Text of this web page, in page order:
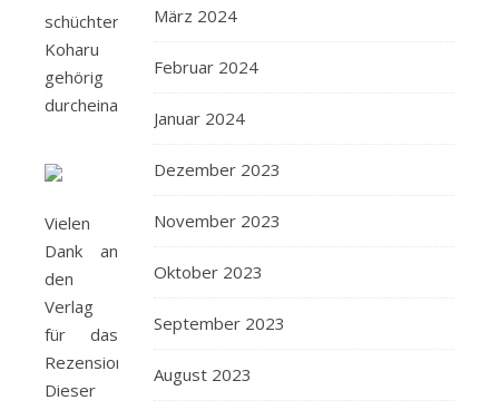
schüchternen
Koharu
gehörig
durcheinander..
Vielen
Dank an
den
Verlag
für das
Rezensionsexemplar.
Dieser
März 2024
Februar 2024
Januar 2024
Dezember 2023
November 2023
Oktober 2023
September 2023
August 2023